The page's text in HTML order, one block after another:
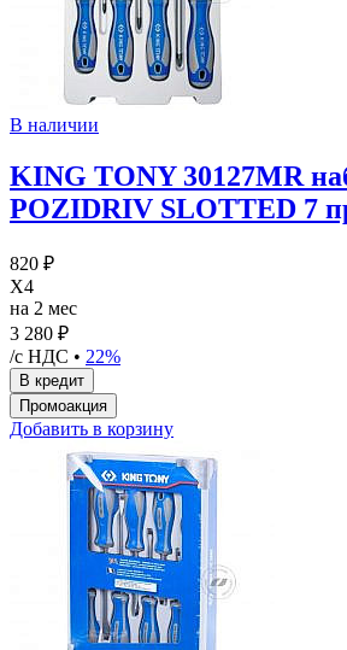
В наличии
KING TONY 30127MR
POZIDRIV SLOTTED 7
820 ₽
X4
на 2 мес
3 280 ₽
/с НДС • 22%
Добавить в корзину